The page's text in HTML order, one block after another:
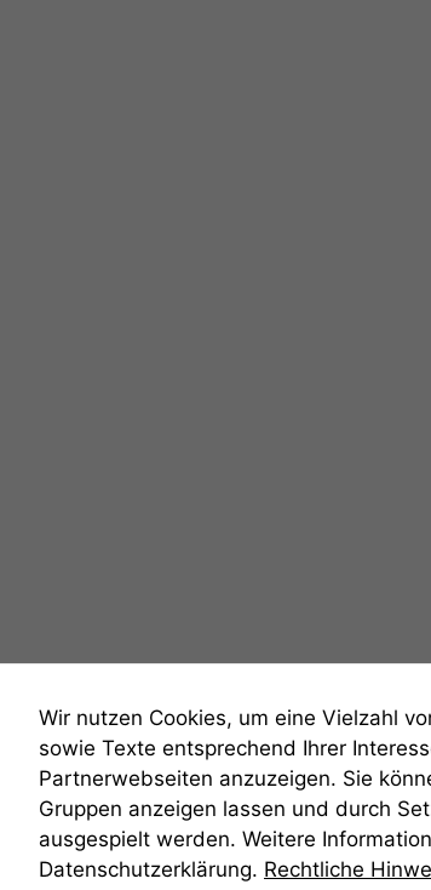
anmelden
Wir nutzen Cookies, um eine Vielzahl
sowie Texte entsprechend Ihrer
Partnerwebseiten anzuzeigen. Sie
Gruppen anzeigen lassen und durch
ausgespielt werden. Weitere
Datenschutzerklärung. Rechtliche